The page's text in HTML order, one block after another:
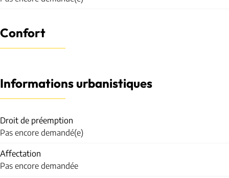
Confort
Informations urbanistiques
Droit de préemption
Pas encore demandé(e)
Affectation
Pas encore demandée